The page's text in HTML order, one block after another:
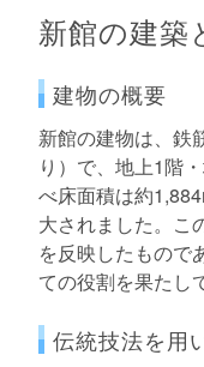
新館の建築
建物の概要
新館の建物は、鉄
り）で、地上1階
べ床面積は約
大されました。こ
を反映したもので
ての役割を果たし
伝統技法を用